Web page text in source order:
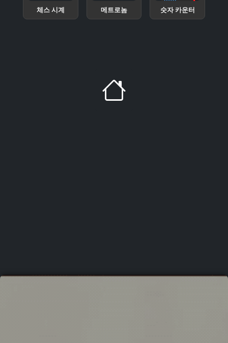
체스 시계 메트로놈 숫자 카운터